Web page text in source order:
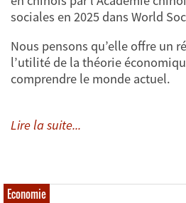
sociales en 2025 dans World
Nous pensons qu’elle offre un
l’utilité de la théorie
comprendre le monde actuel.
Lire la suite...
Economie